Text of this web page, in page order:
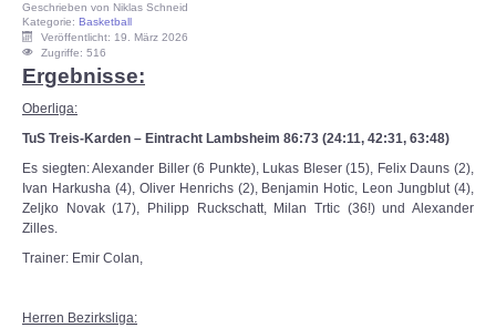
Geschrieben von Niklas Schneid
Kategorie: Basketball
Veröffentlicht: 19. März 2026
Zugriffe: 516
Ergebnisse:
Oberliga:
TuS Treis-Karden – Eintracht Lambsheim 86:73 (24:11, 42:31, 63:48)
Es siegten: Alexander Biller (6 Punkte), Lukas Bleser (15), Felix Dauns (2),
Ivan Harkusha (4), Oliver Henrichs (2), Benjamin Hotic, Leon Jungblut (4),
Zeljko Novak (17), Philipp Ruckschatt, Milan Trtic (36!) und Alexander
Zilles.
Trainer: Emir Colan,
Herren Bezirksliga: